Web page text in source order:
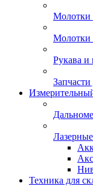
Молотки
Молотки
Рукава и
Техника для